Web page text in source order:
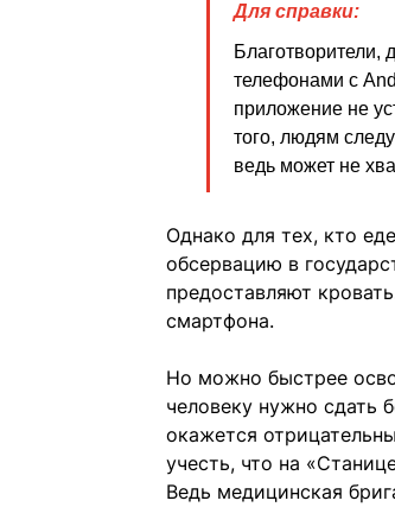
Для справки:
Благотворители,
телефонами с
приложение не
того, людям
ведь может не
Однако для тех, кто
обсервацию в
предоставляют
смартфона.
Но можно быстрее
человеку нужно сдать
окажется
учесть, что на
Ведь медицинская